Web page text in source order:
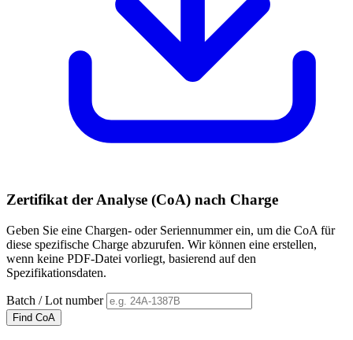
Zertifikat der Analyse (CoA) nach Charge
Geben Sie eine Chargen- oder Seriennummer ein, um die CoA für
diese spezifische Charge abzurufen. Wir können eine erstellen,
wenn keine PDF-Datei vorliegt, basierend auf den
Spezifikationsdaten.
Batch / Lot number
Find CoA